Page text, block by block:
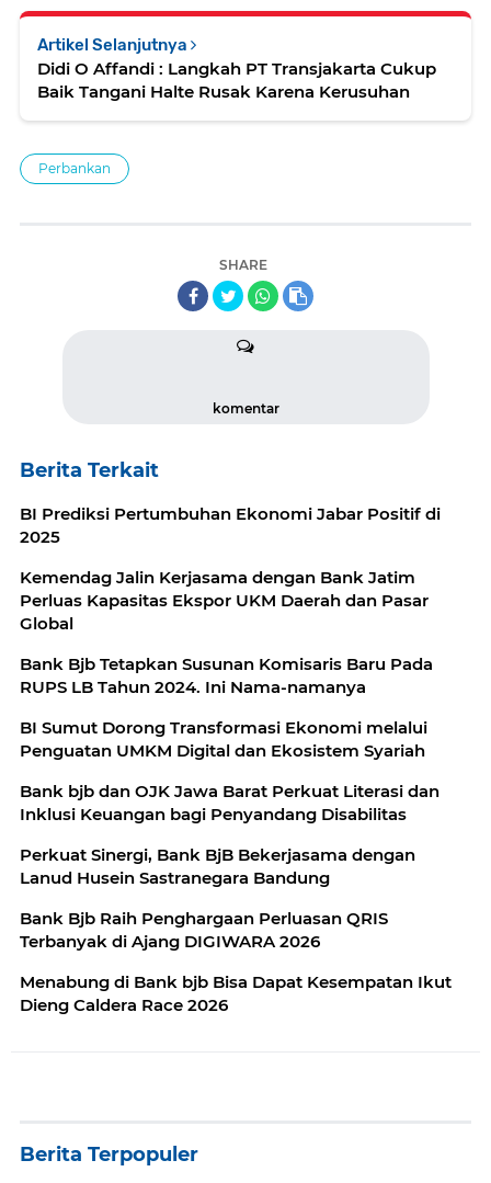
Artikel Selanjutnya
Didi O Affandi : Langkah PT Transjakarta Cukup
Baik Tangani Halte Rusak Karena Kerusuhan
Perbankan
SHARE
komentar
Berita Terkait
BI Prediksi Pertumbuhan Ekonomi Jabar Positif di
2025
Kemendag Jalin Kerjasama dengan Bank Jatim
Perluas Kapasitas Ekspor UKM Daerah dan Pasar
Global
Bank Bjb Tetapkan Susunan Komisaris Baru Pada
RUPS LB Tahun 2024. Ini Nama-namanya
BI Sumut Dorong Transformasi Ekonomi melalui
Penguatan UMKM Digital dan Ekosistem Syariah
Bank bjb dan OJK Jawa Barat Perkuat Literasi dan
Inklusi Keuangan bagi Penyandang Disabilitas
Perkuat Sinergi, Bank BjB Bekerjasama dengan
Lanud Husein Sastranegara Bandung
Bank Bjb Raih Penghargaan Perluasan QRIS
Terbanyak di Ajang DIGIWARA 2026
Menabung di Bank bjb Bisa Dapat Kesempatan Ikut
Dieng Caldera Race 2026
Berita Terpopuler